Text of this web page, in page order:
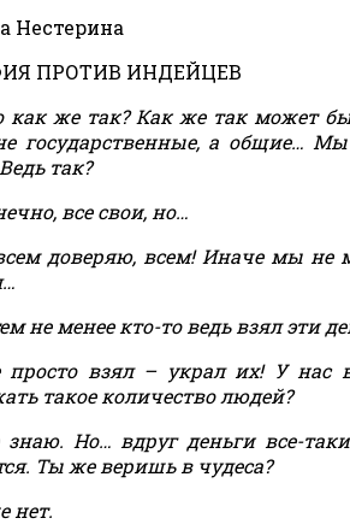
Нестерина
ПРОТИВ ИНДЕЙЦЕВ
как же так? Как же так может
государственные, а общие…
так?
все свои, но…
доверяю, всем! Иначе мы не
не менее кто-то ведь взял эти
просто взял – украл их! У нас
такое количество людей?
Но… вдруг деньги все-
Ты же веришь в чудеса?
нет.